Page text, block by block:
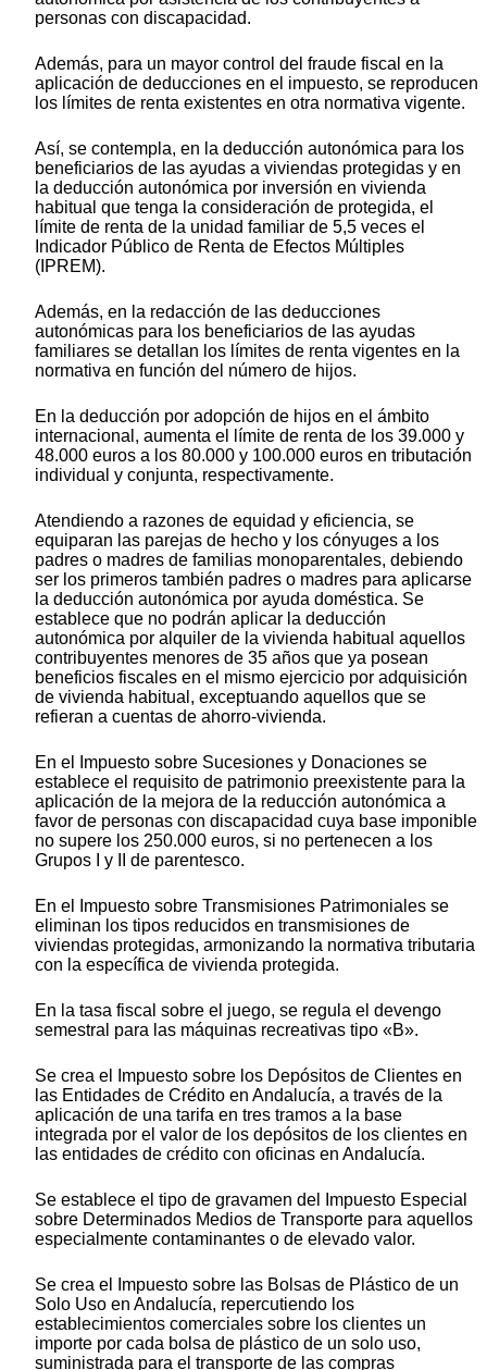
personas con discapacidad.
Además, para un mayor control del fraude fiscal en la
aplicación de deducciones en el impuesto, se reproducen
los límites de renta existentes en otra normativa vigente.
Así, se contempla, en la deducción autonómica para los
beneficiarios de las ayudas a viviendas protegidas y en
la deducción autonómica por inversión en vivienda
habitual que tenga la consideración de protegida, el
límite de renta de la unidad familiar de 5,5 veces el
Indicador Público de Renta de Efectos Múltiples
(IPREM).
Además, en la redacción de las deducciones
autonómicas para los beneficiarios de las ayudas
familiares se detallan los límites de renta vigentes en la
normativa en función del número de hijos.
En la deducción por adopción de hijos en el ámbito
internacional, aumenta el límite de renta de los 39.000 y
48.000 euros a los 80.000 y 100.000 euros en tributación
individual y conjunta, respectivamente.
Atendiendo a razones de equidad y eficiencia, se
equiparan las parejas de hecho y los cónyuges a los
padres o madres de familias monoparentales, debiendo
ser los primeros también padres o madres para aplicarse
la deducción autonómica por ayuda doméstica. Se
establece que no podrán aplicar la deducción
autonómica por alquiler de la vivienda habitual aquellos
contribuyentes menores de 35 años que ya posean
beneficios fiscales en el mismo ejercicio por adquisición
de vivienda habitual, exceptuando aquellos que se
refieran a cuentas de ahorro-vivienda.
En el Impuesto sobre Sucesiones y Donaciones se
establece el requisito de patrimonio preexistente para la
aplicación de la mejora de la reducción autonómica a
favor de personas con discapacidad cuya base imponible
no supere los 250.000 euros, si no pertenecen a los
Grupos I y II de parentesco.
En el Impuesto sobre Transmisiones Patrimoniales se
eliminan los tipos reducidos en transmisiones de
viviendas protegidas, armonizando la normativa tributaria
con la específica de vivienda protegida.
En la tasa fiscal sobre el juego, se regula el devengo
semestral para las máquinas recreativas tipo «B».
Se crea el Impuesto sobre los Depósitos de Clientes en
las Entidades de Crédito en Andalucía, a través de la
aplicación de una tarifa en tres tramos a la base
integrada por el valor de los depósitos de los clientes en
las entidades de crédito con oficinas en Andalucía.
Se establece el tipo de gravamen del Impuesto Especial
sobre Determinados Medios de Transporte para aquellos
especialmente contaminantes o de elevado valor.
Se crea el Impuesto sobre las Bolsas de Plástico de un
Solo Uso en Andalucía, repercutiendo los
establecimientos comerciales sobre los clientes un
importe por cada bolsa de plástico de un solo uso,
suministrada para el transporte de las compras